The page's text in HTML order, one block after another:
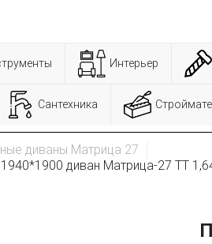
Интерьер
Сантехника
диваны Матрица 27
диван Матрица-27 ТТ